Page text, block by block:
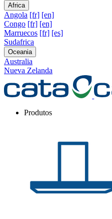
Africa
Angola [fr] [en]
Congo [fr] [en]
Marruecos [fr] [es]
Sudafrica
Oceania
Australia
Nueva Zelanda
Produtos